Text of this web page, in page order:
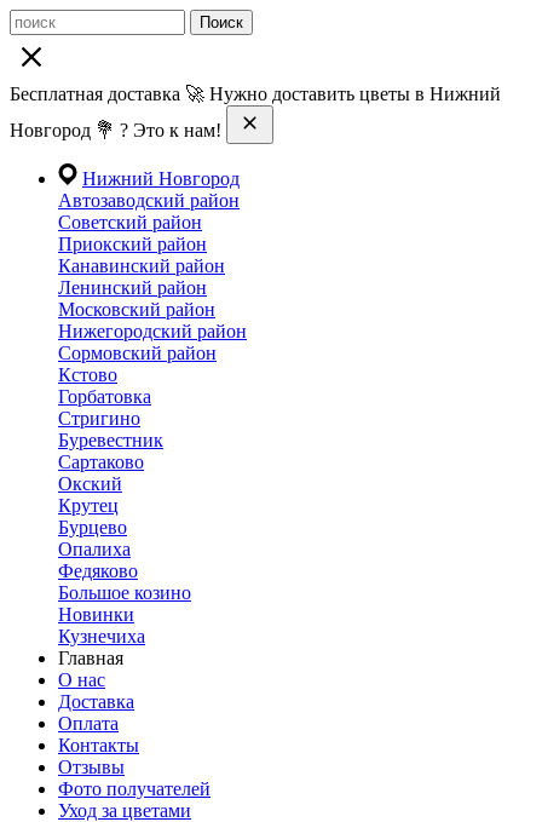
Поиск
Бесплатная доставка 🚀 Нужно доставить цветы в Нижний
Новгород 💐 ? Это к нам!
Нижний Новгород
Автозаводский район
Советский район
Приокский район
Канавинский район
Ленинский район
Московский район
Нижегородский район
Сормовский район
Кстово
Горбатовка
Стригино
Буревестник
Сартаково
Окский
Крутец
Бурцево
Опалиха
Федяково
Большое козино
Новинки
Кузнечиха
Главная
О нас
Доставка
Оплата
Контакты
Отзывы
Фото получателей
Уход за цветами